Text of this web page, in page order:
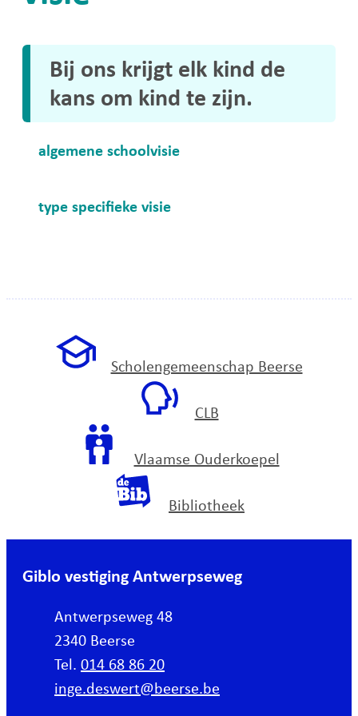
Bij ons krijgt elk kind de
kans om kind te zijn.
A tot Z
algemene schoolvisie
type specifieke visie
Scholengemeenschap Beerse
CLB
Vlaamse Ouderkoepel
Bibliotheek
Giblo vestiging Antwerpseweg
AdresAntwerpseweg 48
,2340 Beerse
014 68 86 20
E-mailinge.deswert@beerse.be